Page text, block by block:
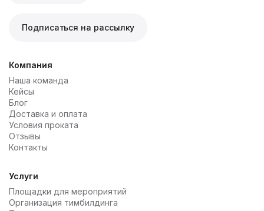
Подписаться на рассылку
Компания
Наша команда
Кейсы
Блог
Доставка и оплата
Условия проката
Отзывы
Контакты
Услуги
Площадки для мероприятий
Организация тимбилдинга